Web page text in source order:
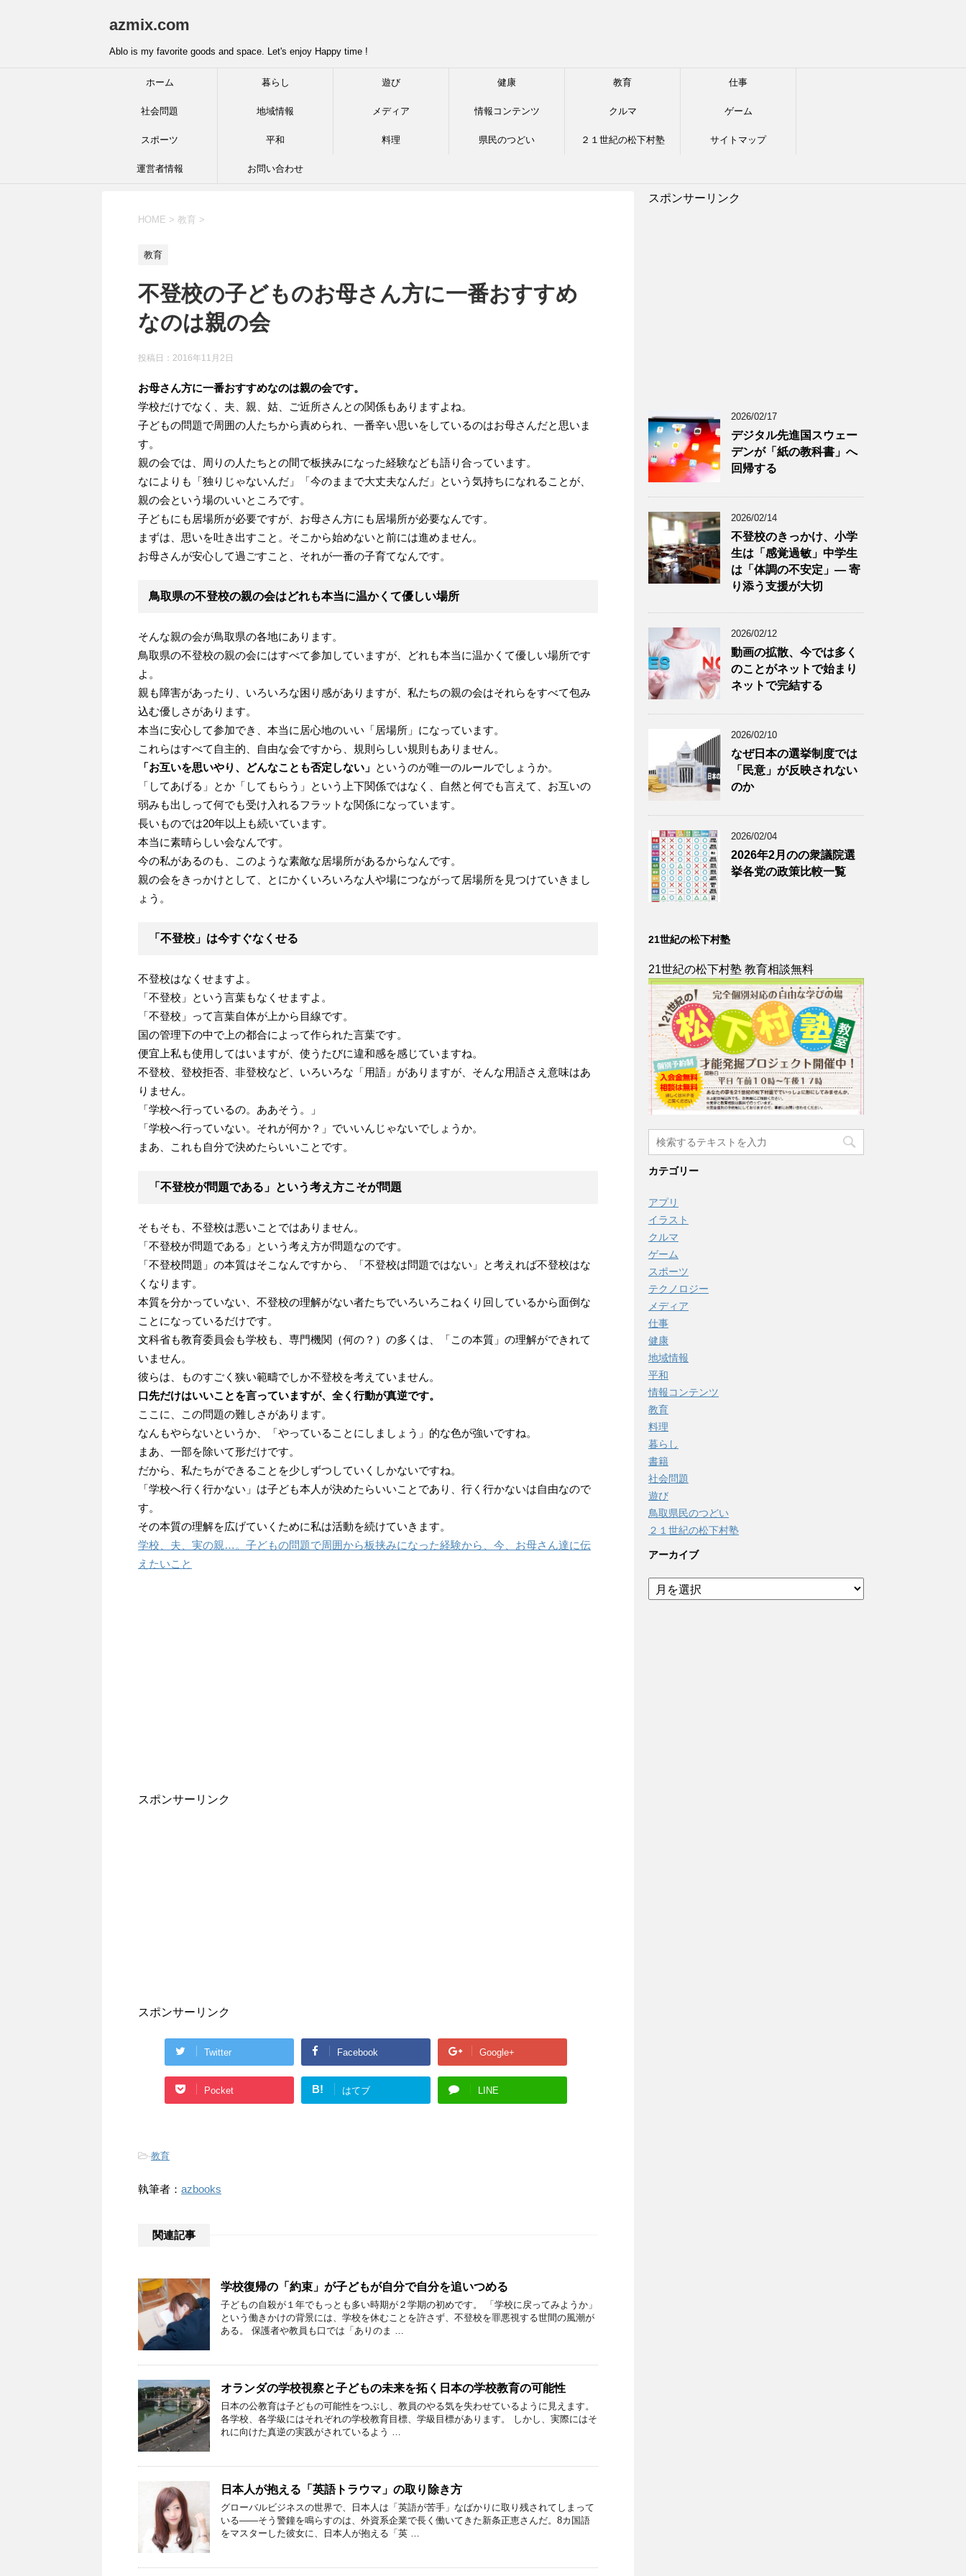
azmix.com
Ablo is my favorite goods and space. Let's enjoy Happy time !
ホーム 暮らし 遊び 健康 教育 仕事
社会問題 地域情報 メディア 情報コンテンツ クルマ ゲーム
スポーツ 平和 料理 県民のつどい ２１世紀の松下村塾 サイトマップ
運営者情報 お問い合わせ
HOME > 教育 >
教育
不登校の子どものお母さん方に一番おすすめ
なのは親の会
投稿日： 2016年11月2日
お母さん方に一番おすすめなのは親の会です。
学校だけでなく、夫、親、姑、ご近所さんとの関係もありますよね。
子どもの問題で周囲の人たちから責められ、一番辛い思いをしているのはお母さんだと思いま
す。
親の会では、周りの人たちとの間で板挟みになった経験なども語り合っています。
なによりも「独りじゃないんだ」「今のままで大丈夫なんだ」という気持ちになれることが、
親の会という場のいいところです。
子どもにも居場所が必要ですが、お母さん方にも居場所が必要なんです。
まずは、思いを吐き出すこと。そこから始めないと前には進めません。
お母さんが安心して過ごすこと、それが一番の子育てなんです。
鳥取県の不登校の親の会はどれも本当に温かくて優しい場所
そんな親の会が鳥取県の各地にあります。
鳥取県の不登校の親の会にはすべて参加していますが、どれも本当に温かくて優しい場所です
よ。
親も障害があったり、いろいろな困り感がありますが、私たちの親の会はそれらをすべて包み
込む優しさがあります。
本当に安心して参加でき、本当に居心地のいい「居場所」になっています。
これらはすべて自主的、自由な会ですから、規則らしい規則もありません。
「お互いを思いやり、どんなことも否定しない」 というのが唯一のルールでしょうか。
「してあげる」とか「してもらう」という上下関係ではなく、自然と何でも言えて、お互いの
弱みも出しって何でも受け入れるフラットな関係になっています。
長いものでは20年以上も続いています。
本当に素晴らしい会なんです。
今の私があるのも、このような素敵な居場所があるからなんです。
親の会をきっかけとして、とにかくいろいろな人や場につながって居場所を見つけていきまし
ょう。
「不登校」は今すぐなくせる
不登校はなくせますよ。
「不登校」という言葉もなくせますよ。
「不登校」って言葉自体が上から目線です。
国の管理下の中で上の都合によって作られた言葉です。
便宜上私も使用してはいますが、使うたびに違和感を感じていますね。
不登校、登校拒否、非登校など、いろいろな「用語」がありますが、そんな用語さえ意味はあ
りません。
「学校へ行っているの。ああそう。」
「学校へ行っていない。それが何か？」でいいんじゃないでしょうか。
まあ、これも自分で決めたらいいことです。
「不登校が問題である」という考え方こそが問題
そもそも、不登校は悪いことではありません。
「不登校が問題である」という考え方が問題なのです。
「不登校問題」の本質はそこなんですから、「不登校は問題ではない」と考えれば不登校はな
くなります。
本質を分かっていない、不登校の理解がない者たちでいろいろこねくり回しているから面倒な
ことになっているだけです。
文科省も教育委員会も学校も、専門機関（何の？）の多くは、「この本質」の理解ができれて
いません。
彼らは、ものすごく狭い範疇でしか不登校を考えていません。
口先だけはいいことを言っていますが、全く行動が真逆です。
ここに、この問題の難しさがあります。
なんもやらないというか、「やっていることにしましょう」的な色が強いですね。
まあ、一部を除いて形だけです。
だから、私たちができることを少しずつしていくしかないですね。
「学校へ行く行かない」は子ども本人が決めたらいいことであり、行く行かないは自由なので
す。
その本質の理解を広げていくために私は活動を続けていきます。
学校、夫、実の親…。子どもの問題で周囲から板挟みになった経験から、今、お母さん達に伝
えたいこと
スポンサーリンク
スポンサーリンク
Twitter Facebook Google+
Pocket B! はてブ LINE
-教育
執筆者： azbooks
関連記事
学校復帰の「約束」が子どもが自分で自分を追いつめる
子どもの自殺が１年でもっとも多い時期が２学期の初めです。 「学校に戻ってみようか」
という働きかけの背景には、学校を休むことを許さず、不登校を罪悪視する世間の風潮が
ある。 保護者や教員も口では「ありのま …
オランダの学校視察と子どもの未来を拓く日本の学校教育の可能性
日本の公教育は子どもの可能性をつぶし、教員のやる気を失わせているように見えます。
各学校、各学級にはそれぞれの学校教育目標、学級目標があります。 しかし、実際にはそ
れに向けた真逆の実践がされているよう …
日本人が抱える「英語トラウマ」の取り除き方
グローバルビジネスの世界で、日本人は「英語が苦手」なばかりに取り残されてしまって
いる――そう警鐘を鳴らすのは、外資系企業で長く働いてきた新条正恵さんだ。8カ国語
をマスターした彼女に、日本人が抱える「英 …
スポンサーリンク
2026/02/17
デジタル先進国スウェー
デンが「紙の教科書」へ
回帰する
2026/02/14
不登校のきっかけ、小学
生は「感覚過敏」中学生
は「体調の不安定」― 寄
り添う支援が大切
2026/02/12
動画の拡散、今では多く
のことがネットで始まり
ネットで完結する
2026/02/10
なぜ日本の選挙制度では
「民意」が反映されない
のか
2026/02/04
2026年2月のの衆議院選
挙各党の政策比較一覧
21世紀の松下村塾
21世紀の松下村塾 教育相談無料
カテゴリー
アプリ
イラスト
クルマ
ゲーム
スポーツ
テクノロジー
メディア
仕事
健康
地域情報
平和
情報コンテンツ
教育
料理
暮らし
書籍
社会問題
遊び
鳥取県民のつどい
２１世紀の松下村塾
アーカイブ
ア
ー